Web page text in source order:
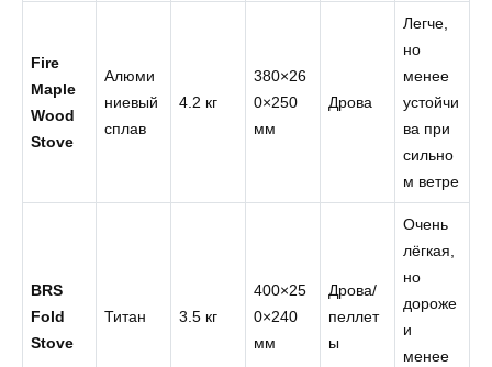
Fire
Maple
Wood
Stove
Алюми
ниевый
сплав
4.2 кг
380×26
0×250
мм
Дрова
Легче,
но
менее
устойчи
ва при
сильно
м ветре
BRS
Fold
Stove
Титан 3.5 кг
400×25
0×240
мм
Дрова/
пеллет
ы
Очень
лёгкая,
но
дороже
и
менее